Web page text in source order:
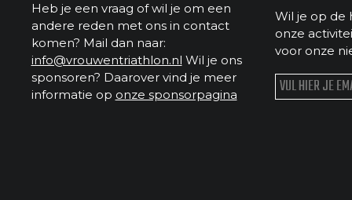
Heb je een vraag of wil je om een
andere reden met ons in contact
komen? Mail dan naar:
info@vrouwentriathlon.nl Wil je ons
sponsoren? Daarover vind je meer
informatie op onze sponsorpagina
Wil je op de
onze
voor onze